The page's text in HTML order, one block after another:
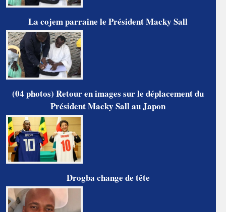
La cojem parraine le Président Macky Sall
(04 photos) Retour en images sur le déplacement du
Président Macky Sall au Japon
Drogba change de tête